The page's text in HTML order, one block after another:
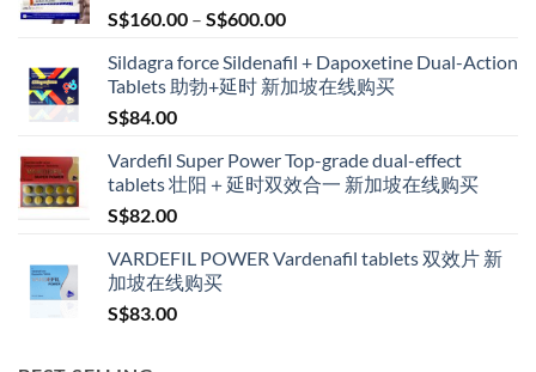
S$160.00 – S$600.00Price
S$160.00
through
Sildagra force Sildenafil + Dapoxetine Dual-Action
Tablets 助勃+延时 新加坡在线购买
S$84.00
Vardefil Super Power Top-grade dual-effect
tablets 壮阳＋延时双效合一 新加坡在线购买
S$82.00
VARDEFIL POWER Vardenafil tablets 双效片 新
加坡在线购买
S$83.00